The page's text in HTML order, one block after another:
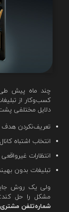
کسب‌وکار از
دلایل مختلفی
تعریف‌نکردن هدف
انتخاب اشتباه
انتظارات غیرواقعی
تبلیغات بدون
ولی یک روش
مشکل را حل کند:
شماره‌تلفن